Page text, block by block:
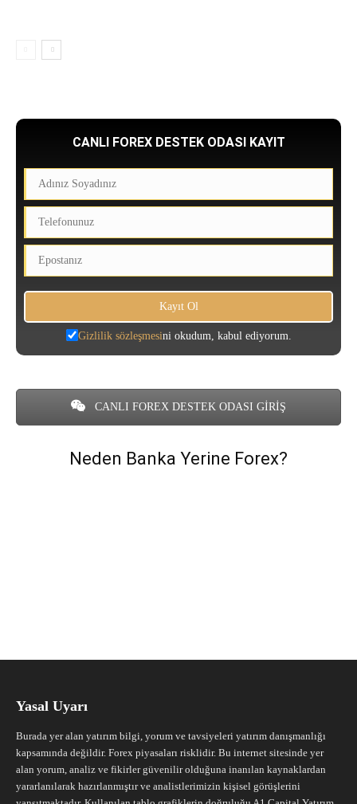
CANLI FOREX DESTEK ODASI KAYIT
Gizlilik sözleşmesini okudum, kabul ediyorum.
CANLI FOREX DESTEK ODASI GİRİŞ
Neden Banka Yerine Forex?
Yasal Uyarı
Burada yer alan yatırım bilgi, yorum ve tavsiyeleri yatırım danışmanlığı
kapsamında değildir. Forex piyasaları risklidir. Bu internet sitesinde yer
alan yorum, analiz ve fikirler güvenilir olduğuna inanılan kaynaklardan
yararlanılarak hazırlanmıştır ve analistlerimizin kişisel görüşlerini